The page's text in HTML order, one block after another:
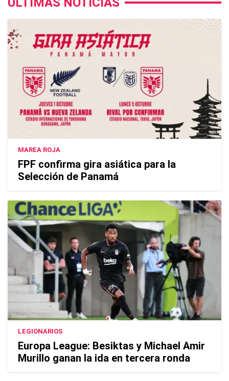
MAREA ROJA
FPF confirma gira asiática para la
Selección de Panamá
LEGIONARIOS
Europa League: Besiktas y Michael Amir
Murillo ganan la ida en tercera ronda